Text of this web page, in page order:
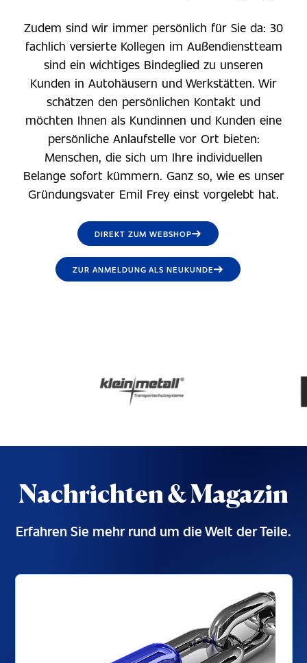
Zudem sind wir immer persönlich für Sie da: 30
fachlich versierte Kollegen im Außendienstteam
sind ein wichtiges Bindeglied zu unseren
Kunden in Autohäusern und Werkstätten. Wir
schätzen den persönlichen Kontakt und
möchten Ihnen als Kundinnen und Kunden eine
persönliche Anlaufstelle vor Ort bieten:
Menschen, die sich um Ihre individuellen
Belange sofort kümmern. Ganz so, wie es unser
Gründungsvater Emil Frey einst vorgelebt hat.
DIREKT ZUM WEBSHOP
ZUR ANMELDUNG ALS NEUKUNDE
Nachrichten & Magazin
Erfahren Sie mehr rund um die Welt der Teile.